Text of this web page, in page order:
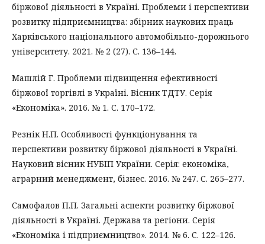
біржової діяльності в Україні. Проблеми і перспективи
розвитку підприємництва: збірник наукових праць
Харківського національного автомобільно-дорожнього
університету. 2021. № 2 (27). С. 136–144.
Машлій Г. Проблеми підвищення ефективності
біржової торгівлі в Україні. Вісник ТДТУ. Серія
«Економіка». 2016. № 1. С. 170–172.
Резнік Н.П. Особливості функціонування та
перспективи розвитку біржової діяльності в Україні.
Науковий вісник НУБІП України. Серія: економіка,
аграрний менеджмент, бізнес. 2016. № 247. С. 265–277.
Самофалов П.П. Загальні аспекти розвитку біржової
діяльності в Україні. Держава та регіони. Серія
«Економіка і підприємництво». 2014. № 6. С. 122–126.